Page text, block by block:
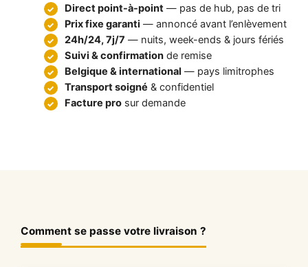
Direct point-à-point— pas de hub, pas de tri
Prix fixe garanti — annoncé avant l’enlèvement
24h/24, 7j/7 — nuits, week-ends & jours fériés
Suivi & confirmationde remise
Belgique & international — pays limitrophes
Transport soigné & confidentiel
Facture prosur demande
Comment se passe votre livraison ?